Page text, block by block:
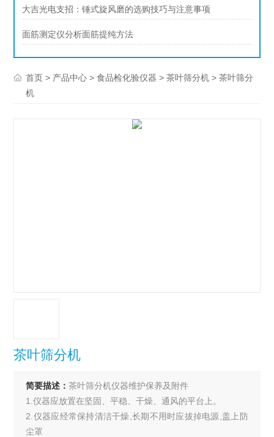
大吉光电支招：锤式旋风磨的选购技巧与注意事项
面筋测定仪分析面筋提纯方法
首页 > 产品中心 >食品检化验仪器 >茶叶筛分机 > 茶叶筛分
机
茶叶筛分机
简要描述：茶叶筛分机仪器维护保养及附件
1.仪器应放置在坚固、平稳、干燥、通风的平台上。
2.仪器应经常保持清洁干燥,长期不用时应拔掉电源,盖上防
尘罩